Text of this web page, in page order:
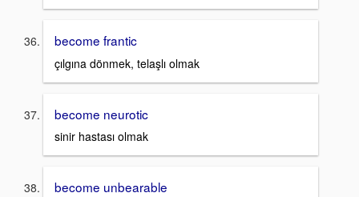
become frantic
çılgına dönmek, telaşlı olmak
become neurotic
sinir hastası olmak
become unbearable